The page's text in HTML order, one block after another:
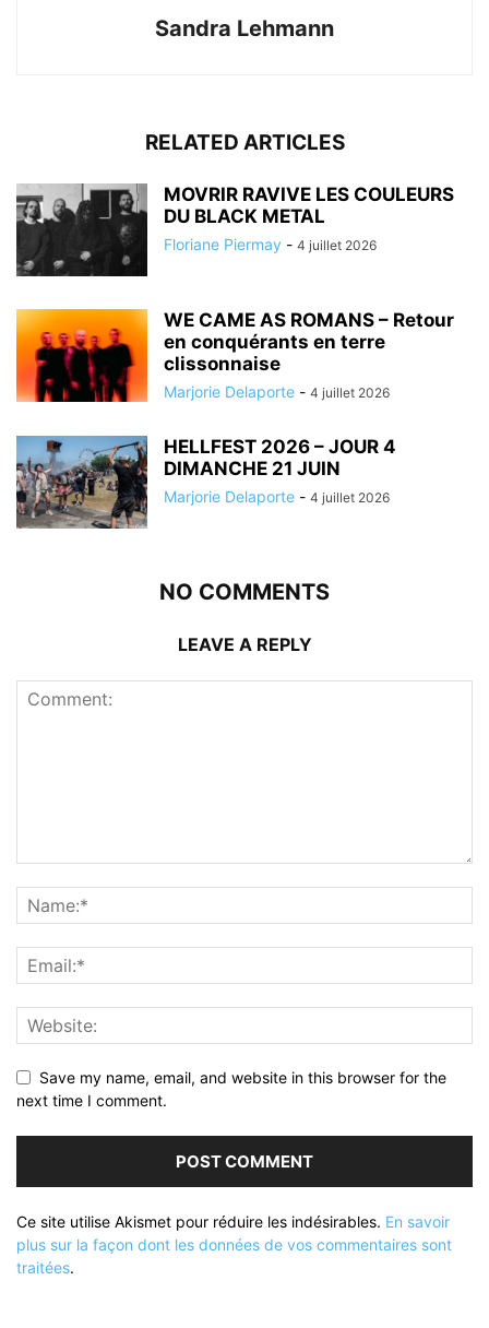
Sandra Lehmann
RELATED ARTICLES
MOVRIR RAVIVE LES COULEURS
DU BLACK METAL
Floriane Piermay - 4 juillet 2026
WE CAME AS ROMANS – Retour
en conquérants en terre
clissonnaise
Marjorie Delaporte - 4 juillet 2026
HELLFEST 2026 – JOUR 4
DIMANCHE 21 JUIN
Marjorie Delaporte - 4 juillet 2026
NO COMMENTS
LEAVE A REPLY
Save my name, email, and website in this browser for the
next time I comment.
Ce site utilise Akismet pour réduire les indésirables. En savoir
plus sur la façon dont les données de vos commentaires sont
traitées.